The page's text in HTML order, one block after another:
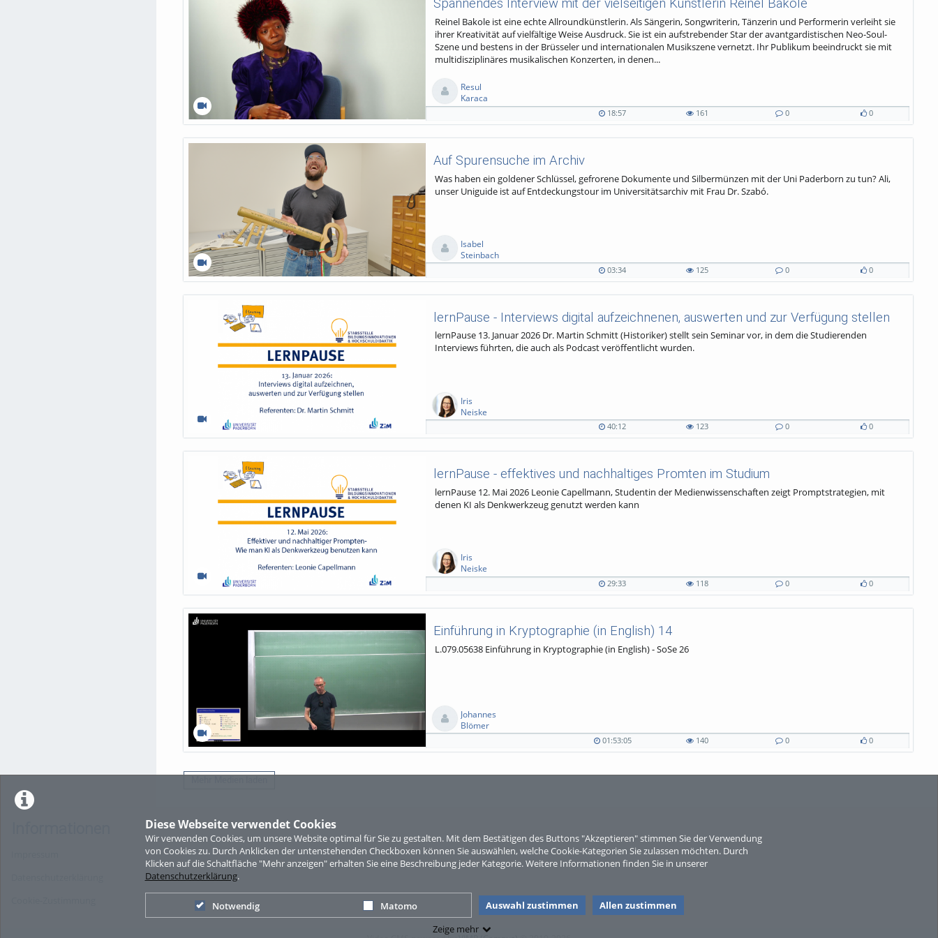
Diese Webseite verwendet Cookies
Wir verwenden Cookies, um unsere Website optimal für Sie zu gestalten. Mit dem Bestätigen des Buttons "Akzeptieren" stimmen Sie der Verwendung
von Cookies zu. Durch Anklicken der untenstehenden Checkboxen können Sie auswählen, welche Cookie-Kategorien Sie zulassen möchten. Durch
Klicken auf die Schaltfläche "Mehr anzeigen" erhalten Sie eine Beschreibung jeder Kategorie. Weitere Informationen finden Sie in unserer
Datenschutzerklärung.
Notwendig Matomo Auswahl zustimmen
Allen zustimmen
Zeige mehr
Spannendes Interview mit der vielseitigen Künstlerin Reinel Bakole
Reinel Bakole ist eine echte Allroundkünstlerin. Als Sängerin, Songwriterin, Tänzerin und Performerin verleiht sie
ihrer Kreativität auf vielfältige Weise Ausdruck. Sie ist ein aufstrebender Star der avantgardistischen Neo-Soul-
Szene und bestens in der Brüsseler und internationalen Musikszene vernetzt. Ihr Publikum beeindruckt sie mit
multidisziplinäres musikalischen Konzerten, in denen...
Resul
Karaca
18:57
18:57
161
161
0
0
0
0
Auf Spurensuche im Archiv
Was haben ein goldener Schlüssel, gefrorene Dokumente und Silbermünzen mit der Uni Paderborn zu tun? Ali,
unser Uniguide ist auf Entdeckungstour im Universitätsarchiv mit Frau Dr. Szabó.
Isabel
Steinbach
03:34
03:34
125
125
0
0
0
0
lernPause - Interviews digital aufzeichnenen, auswerten und zur Verfügung stellen
lernPause 13. Januar 2026 Dr. Martin Schmitt (Historiker) stellt sein Seminar vor, in dem die Studierenden
Interviews führten, die auch als Podcast veröffentlicht wurden.
Iris
Neiske
40:12
40:12
123
123
0
0
0
0
lernPause - effektives und nachhaltiges Promten im Studium
lernPause 12. Mai 2026 Leonie Capellmann, Studentin der Medienwissenschaften zeigt Promptstrategien, mit
denen KI als Denkwerkzeug genutzt werden kann
Iris
Neiske
29:33
29:33
118
118
0
0
0
0
Einführung in Kryptographie (in English) 14
L.079.05638 Einführung in Kryptographie (in English) - SoSe 26
Johannes
Blömer
01:53:05
01:53:05
140
140
0
0
0
0